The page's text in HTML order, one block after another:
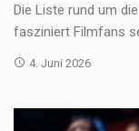
Die Liste rund um
fasziniert Filmfans
4. Juni 2026